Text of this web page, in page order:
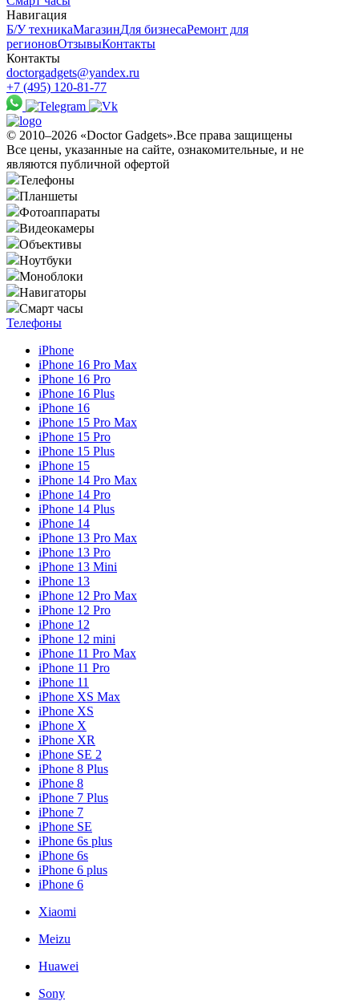
Навигация
Б/У техникaМагазинДля бизнесаРемонт для
регионовОтзывыКонтакты
Контакты
doctorgadgets@yandex.ru
+7 (495) 120-81-77
© 2010–2026 «Doctor Gadgets».Все права защищены
Все цены, указанные на сайте, ознакомительные, и не
являются публичной офертой
Телефоны
Планшеты
Фотоаппараты
Видеокамеры
Объективы
Ноутбуки
Моноблоки
Навигаторы
Смарт часы
Телефоны
iPhone
iPhone 16 Pro Max
iPhone 16 Pro
iPhone 16 Plus
iPhone 16
iPhone 15 Pro Max
iPhone 15 Pro
iPhone 15 Plus
iPhone 15
iPhone 14 Pro Max
iPhone 14 Pro
iPhone 14 Plus
iPhone 14
iPhone 13 Pro Max
iPhone 13 Pro
iPhone 13 Mini
iPhone 13
iPhone 12 Pro Max
iPhone 12 Pro
iPhone 12
iPhone 12 mini
iPhone 11 Pro Max
iPhone 11 Pro
iPhone 11
iPhone XS Max
iPhone XS
iPhone X
iPhone XR
iPhone SE 2
iPhone 8 Plus
iPhone 8
iPhone 7 Plus
iPhone 7
iPhone SE
iPhone 6s plus
iPhone 6s
iPhone 6 plus
iPhone 6
Xiaomi
Meizu
Huawei
Sony